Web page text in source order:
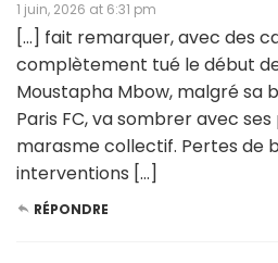
1 juin, 2026 at 6:31 pm
[…] fait remarquer, avec des
complètement tué le début
Moustapha Mbow, malgré sa
Paris FC, va sombrer avec
marasme collectif. Pertes de
interventions […]
RÉPONDRE